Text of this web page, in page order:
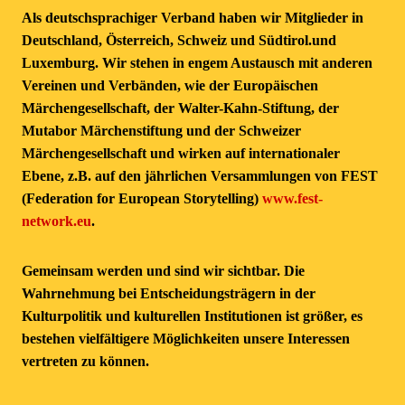
Als deutschsprachiger Verband haben wir Mitglieder in
Deutschland, Österreich, Schweiz und Südtirol.und
Luxemburg. Wir stehen in engem Austausch mit anderen
Vereinen und Verbänden, wie der Europäischen
Märchengesellschaft, der Walter-Kahn-Stiftung, der
Mutabor Märchenstiftung und der Schweizer
Märchengesellschaft und wirken auf internationaler
Ebene, z.B. auf den jährlichen Versammlungen von FEST
(Federation for European Storytelling) www.fest-
network.eu.
Gemeinsam werden und sind wir sichtbar. Die
Wahrnehmung bei Entscheidungsträgern in der
Kulturpolitik und kulturellen Institutionen ist größer, es
bestehen vielfältigere Möglichkeiten unsere Interessen
vertreten zu können.